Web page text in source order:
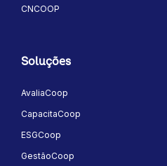
CNCOOP
Soluções
AvaliaCoop
CapacitaCoop
ESGCoop
GestãoCoop